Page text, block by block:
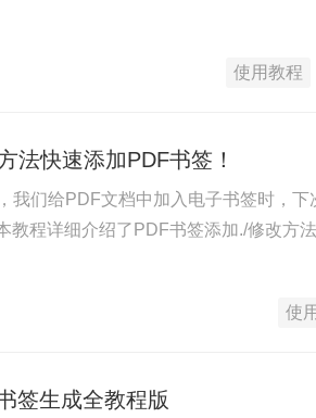
使用教程
法快速添加PDF书签！
我们给PDF文档中加入电子书签时，
程详细介绍了PDF书签添加./修改方法
使
签生成全教程版